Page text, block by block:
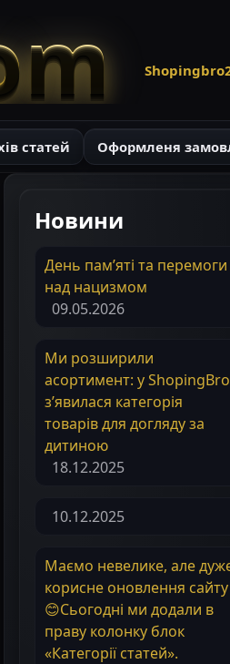
статей Оформленя
Новини
День пам’яті та перемоги
над нацизмом
09.05.2026
Ми розширили
асортимент: у ShopingBro
з’явилася категорія
товарів для догляду за
дитиною
18.12.2025
10.12.2025
Маємо невелике, але
корисне оновлення сайту
😊Сьогодні ми додали в
праву колонку блок
«Категорії статей».